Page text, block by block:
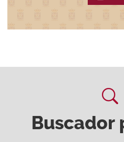
Buscador